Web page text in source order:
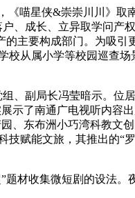
喵星侠&崇崇川川》取
、成长、立异取学问产
的主要构成部门。为吸引
从属小学等校园巡查场
、副局长冯莹暗示。位
示了南通广电视听内容
、东布洲小巧湾科教文
技赋能文旅，其推出的“
材收集微短剧的设法。